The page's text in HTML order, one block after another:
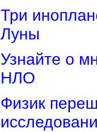
Три
Луны
Узнайте о
НЛО
Физик